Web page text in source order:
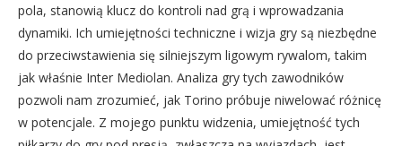
pola, stanowią klucz do kontroli nad grą i wprowadzania
dynamiki. Ich umiejętności techniczne i wizja gry są niezbędne
do przeciwstawienia się silniejszym ligowym rywalom, takim
jak właśnie Inter Mediolan. Analiza gry tych zawodników
pozwoli nam zrozumieć, jak Torino próbuje niwelować różnicę
w potencjale. Z mojego punktu widzenia, umiejętność tych